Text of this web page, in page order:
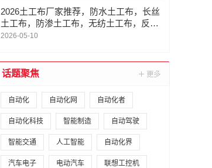
2026土工布厂家推荐，防水土工布，长丝
土工布，防渗土工布，无纺土工布，反滤
土工布厂家优选指南！
2026-05-10
话题聚焦
自动化 自动化网 自动化者
自动化科技 智能制造 自动驾驶
智能交通 人工智能 自动化界
汽车电子 电动汽车 联想工控机